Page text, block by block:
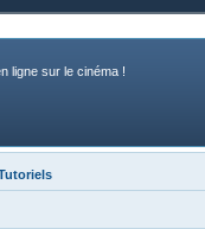
ligne sur le cinéma !